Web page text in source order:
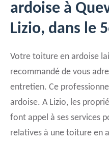
ardoise à
Lizio, dans le
Votre toiture en ardoise
recommandé de vous
entretien. Ce
ardoise. A Lizio, les
font appel à ses services
relatives à une toiture en